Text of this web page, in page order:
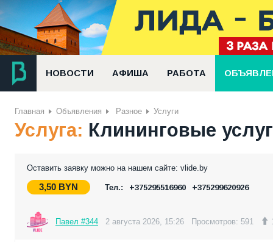
НОВОСТИ АФИША РАБОТА
Главная Объявления Разное Услуги
Услуга: Клининговые
Оставить заявку можно на нашем сайте: vlide.by
3,50 BYN Тел.: +375295516960 +375299620926
Павел #344 2 августа 2026, 15:26 Просмотров: 591